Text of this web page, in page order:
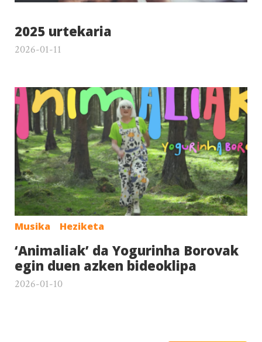
2025 urtekaria
2026-01-11
Heziketa
Musika
‘Animaliak’ da Yogurinha Borovak
egin duen azken bideoklipa
2026-01-10